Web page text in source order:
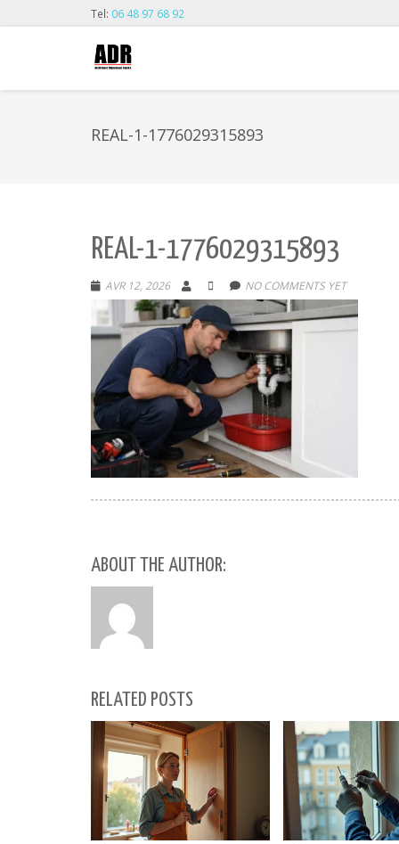
Tel: 06 48 97 68 92
REAL-1-1776029315893
REAL-1-1776029315893
AVR 12, 2026 NO COMMENTS YET
ABOUT THE AUTHOR:
RELATED POSTS